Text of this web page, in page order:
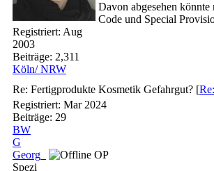
Registriert: Aug
2003
Beiträge: 2,311
Köln/ NRW
Davon abgesehen
Code und Special
Re: Fertigprodukte Kosmetik Gefahrgut? [
Registriert: Mar 2024
Beiträge: 29
BW
G
Georg_
OP
Spezi